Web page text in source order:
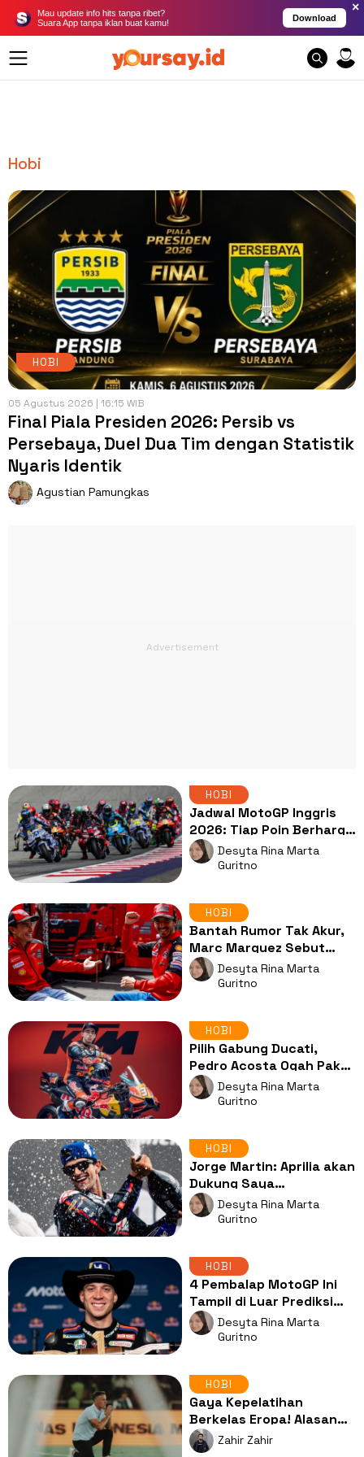
Mau update info hits tanpa ribet?
Suara App tanpa iklan buat kamu!
Download
×
Hobi
HOBI
05 Agustus 2026 | 16:15 WIB
Final Piala Presiden 2026: Persib vs
Persebaya, Duel Dua Tim dengan Statistik
Nyaris Identik
Agustian Pamungkas
HOBI
Jadwal MotoGP Inggris
2026: Tiap Poin Berharga
untuk Raih Gelar Juara
Dunia
Desyta Rina Marta
Guritno
HOBI
Bantah Rumor Tak Akur,
Marc Marquez Sebut
Pecco Bagnaia Rekan
yang Baik
Desyta Rina Marta
Guritno
HOBI
Pilih Gabung Ducati,
Pedro Acosta Ogah Pakai
Motor KTM yang Tak
Kompetitif
Desyta Rina Marta
Guritno
HOBI
Jorge Martin: Aprilia akan
Dukung Saya
Sepenuhnya Demi Gelar
Juara Dunia
Desyta Rina Marta
Guritno
HOBI
4 Pembalap MotoGP Ini
Tampil di Luar Prediksi
pada Paruh Pertama
Musim 2026
Desyta Rina Marta
Guritno
HOBI
Gaya Kepelatihan
Berkelas Eropa! Alasan
Mengejutkan John
Herdman Nonton Timnas
Zahir Zahir